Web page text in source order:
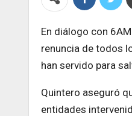
En diálogo con
renuncia de todos
han servido para
Quintero aseguró
entidades